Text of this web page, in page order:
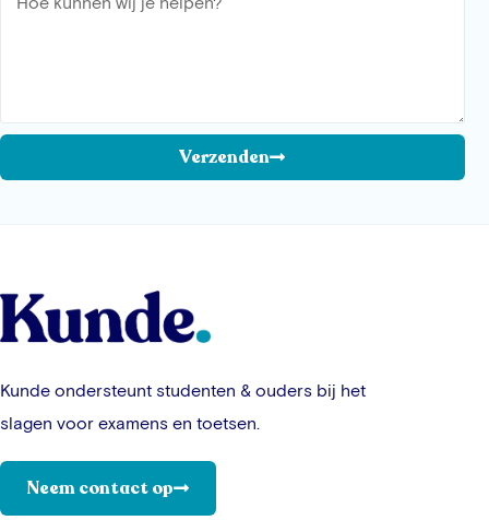
Verzenden
Kunde ondersteunt studenten & ouders bij het
slagen voor examens en toetsen.
Neem contact op